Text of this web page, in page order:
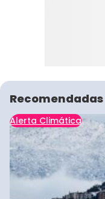
Recomendadas
Alerta Climática